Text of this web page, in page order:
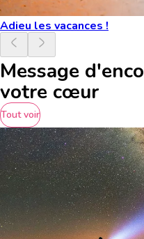
Adieu les vacances !
Message
votre cœur
Tout voir